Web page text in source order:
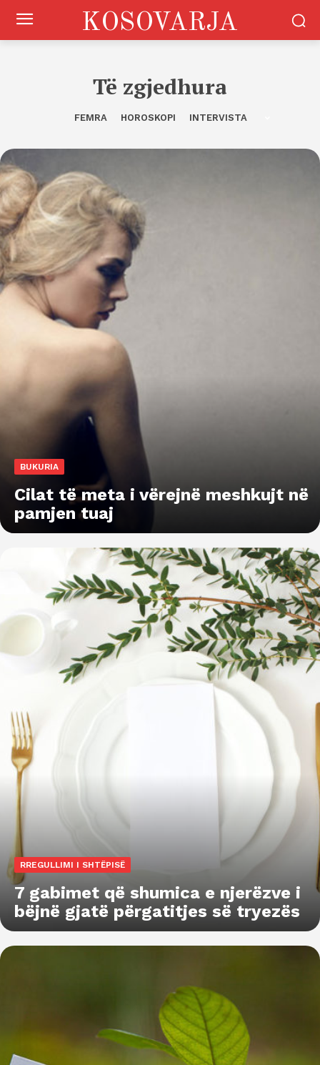
KOSOVARJA
Të zgjedhura
FEMRA HOROSKOPI INTERVISTA
BUKURIA
Cilat të meta i vërejnë meshkujt në
pamjen tuaj
RREGULLIMI I SHTËPISË
7 gabimet që shumica e njerëzve i
bëjnë gjatë përgatitjes së tryezës